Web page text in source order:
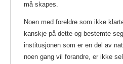
må skapes.
Noen med foreldre som ikke
kanskje på dette og bestemte
institusjonen som er en del av
noen gang vil forandre, er ikke